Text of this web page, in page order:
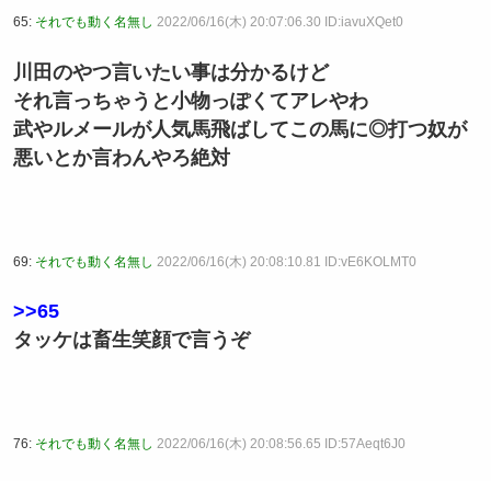
65: それでも動く名無し 2022/06/16(木) 20:07:06.30 ID:iavuXQet0
川田のやつ言いたい事は分かるけど
それ言っちゃうと小物っぽくてアレやわ
武やルメールが人気馬飛ばしてこの馬に◎打つ奴が
悪いとか言わんやろ絶対
69: それでも動く名無し 2022/06/16(木) 20:08:10.81 ID:vE6KOLMT0
>>65
タッケは畜生笑顔で言うぞ
76: それでも動く名無し 2022/06/16(木) 20:08:56.65 ID:57Aeqt6J0